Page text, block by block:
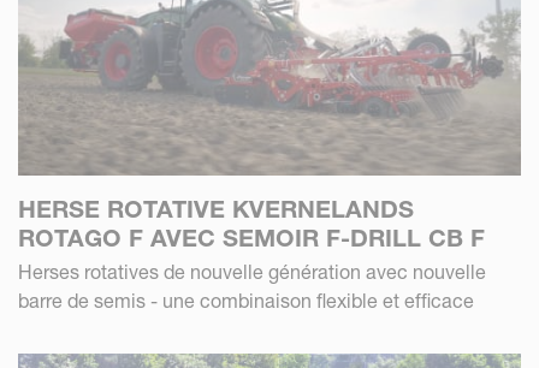
HERSE ROTATIVE KVERNELANDS
ROTAGO F AVEC SEMOIR F-DRILL CB F
Herses rotatives de nouvelle génération avec nouvelle
barre de semis - une combinaison flexible et efficace